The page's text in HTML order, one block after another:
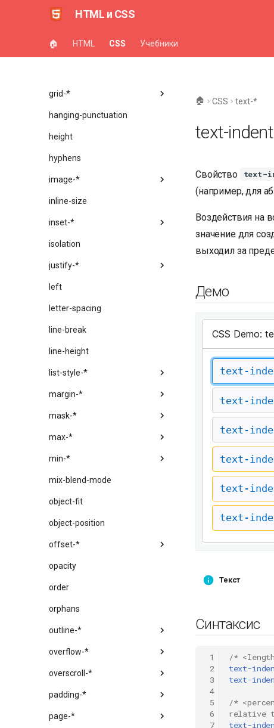
HTML и CSS
🏠 HTML CSS Учебники
flex-*
font-*
grid-*
hanging-punctuation
height
hyphens
image-*
inline-size
inset-*
isolation
justify-*
left
letter-spacing
line-break
line-height
list-style-*
margin-*
mask-*
max-*
min-*
mix-blend-mode
object-fit
object-position
offset-*
opacity
order
orphans
outline-*
overflow-*
overscroll-*
padding-*
page-*
🏠 CSS text-*
text-indent
Свойство text-
(например, для
Воздействия на
значение для
выходил за
Демо
Текст
Синтаксис
1
2
3
4
5
6
7
/*
text-
text-
/*
relative
text-